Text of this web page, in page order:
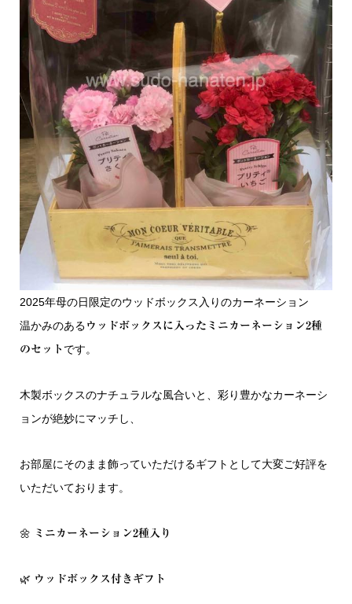
2025年母の日限定のウッドボックス入りのカーネーション
温かみのある ウッドボックスに入ったミニカーネーション2種
のセット です。
木製ボックスのナチュラルな風合いと、彩り豊かなカーネーシ
ョンが絶妙にマッチし、
お部屋にそのまま飾っていただけるギフトとして大変ご好評を
いただいております。
🌼 ミニカーネーション2種入り
🌿 ウッドボックス付きギフト